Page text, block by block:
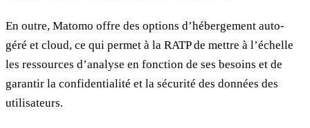
En outre, Matomo offre des options d’hébergement auto-
géré et cloud, ce qui permet à la RATP de mettre à l’échelle
les ressources d’analyse en fonction de ses besoins et de
garantir la confidentialité et la sécurité des données des
utilisateurs.